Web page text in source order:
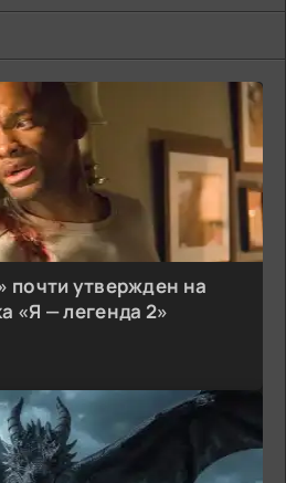
почти утвержден на
«Я — легенда 2»